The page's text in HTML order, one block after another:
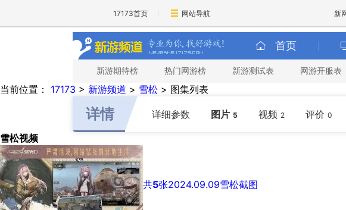
17173首页 网站导航 新
首页
新游期待榜 热门网游榜 新游测试表 网游开服表
当前位置： 17173 > 新游频道 > 雪松 > 图集列表
详情 详细参数 图片 5 视频 2 评价 0
雪松视频
共5张2024.09.09雪松截图